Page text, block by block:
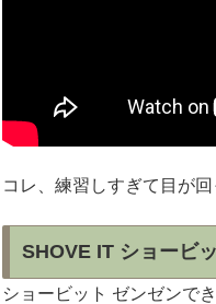
コレ、練習しすぎて目が
SHOVE IT ショービ
ショービット ゼンゼンで